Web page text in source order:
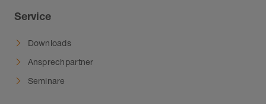
Service
Downloads
Ansprechpartner
Seminare